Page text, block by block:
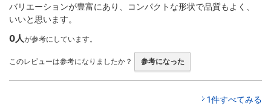
バリエーションが豊富にあり、コンパクトな形状で品質もよく、
いいと思います。
0人が参考にしています。
このレビューは参考になりましたか？ 参考になった
1件すべてみる